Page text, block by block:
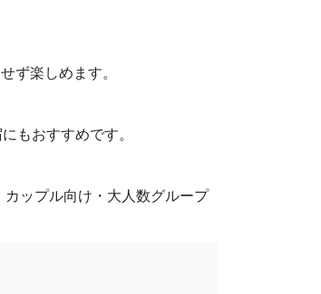
ず楽しめます。
もおすすめです。
ップル向け・大人数グループ